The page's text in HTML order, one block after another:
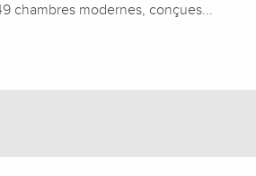
chambres modernes, conçues...